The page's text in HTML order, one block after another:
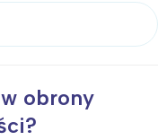
obrony